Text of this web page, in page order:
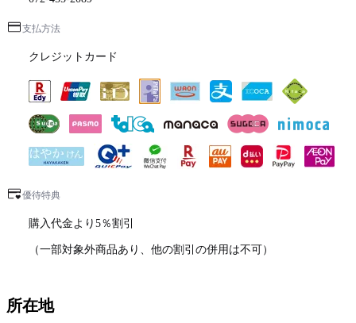
支払方法
クレジットカード
優待特典
購入代金より5％割引
（一部対象外商品あり、他の割引の併用は不可）
所在地